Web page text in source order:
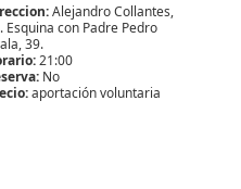
Alejandro Collantes,
Esquina con Padre Pedro
39.
21:00
No
aportación voluntaria